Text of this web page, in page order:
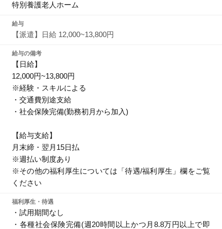
特別養護老人ホーム
給与
【派遣】日給 12,000~13,800円
給与の備考
【日給】
12,000円~13,800円
※経験・スキルによる
・交通費別途支給
・社会保険完備(勤務初月から加入)
【給与支給】
月末締・翌月15日払
※週払い制度あり
※その他の福利厚生については「待遇/福利厚生」欄をご覧
ください
福利厚生・待遇
・試用期間なし
・各種社会保険完備(週20時間以上かつ月8.8万円以上で即